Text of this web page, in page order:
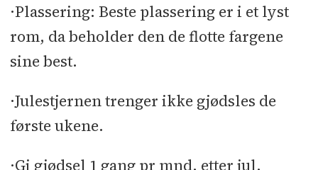
·Plassering: Beste plassering er i et lyst
rom, da beholder den de flotte fargene
sine best.
·Julestjernen trenger ikke gjødsles de
første ukene.
·Gi gjødsel 1 gang pr mnd. etter jul.